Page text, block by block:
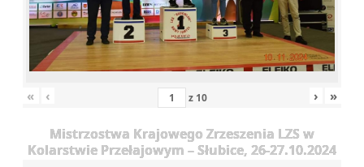
« ‹ z 10 › »
Mistrzostwa Krajowego Zrzeszenia LZS w
Kolarstwie Przełajowym – Słubice, 26-27.10.2024